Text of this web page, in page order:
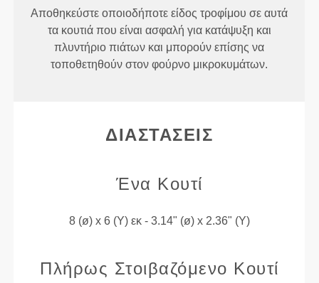
Αποθηκεύστε οποιοδήποτε είδος τροφίμου σε αυτά
τα κουτιά που είναι ασφαλή για κατάψυξη και
πλυντήριο πιάτων και μπορούν επίσης να
τοποθετηθούν στον φούρνο μικροκυμάτων.
ΔΙΑΣΤΆΣΕΙΣ
Ένα Κουτί
8 (ø) x 6 (Υ) εκ - 3.14" (ø) x 2.36" (Υ)
Πλήρως Στοιβαζόμενο Κουτί